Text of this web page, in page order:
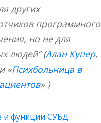
других
программного
но не для
людей” (Алан Купер,
«Психбольница в
» )
и функции СУБД.